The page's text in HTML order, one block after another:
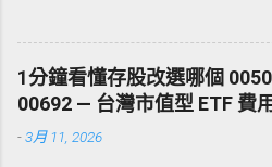
南！ 前置準備：
USDT？ 在申請這
要先擁有 USDT。
最安全的路徑是透
註冊送現金
教學與省錢攻略 點
Referral Code有帶
回來這邊重點一次
冊獎勵25美金 回饋
1分鐘看懂存股改選哪個
00692 — 台灣市值型 ETF 費
-3月 11, 2026